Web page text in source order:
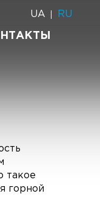
UA RU
такое
горной